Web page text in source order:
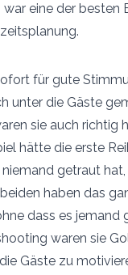
war eine der besten
für gute
unter die Gäste
sie auch richtig
hätte die erste
getraut
haben das
dass es jemand
waren sie
Gäste zu